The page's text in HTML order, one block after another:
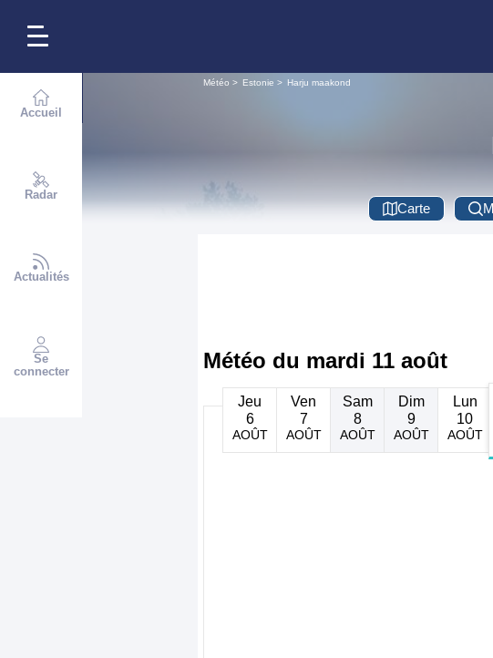
Accueil
Radar
Actualités
Se
connecter
Météo Estonie Harju maakond
Carte
Météo du mardi 11 août
Jeu
6
AOÛT
Ven
7
AOÛT
Sam
8
AOÛT
Dim
9
AOÛT
Lun
10
AOÛT